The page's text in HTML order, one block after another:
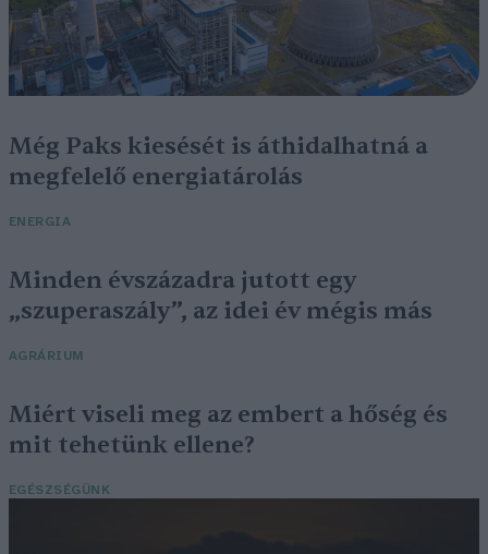
Még Paks kiesését is áthidalhatná a
megfelelő energiatárolás
ENERGIA
Minden évszázadra jutott egy
„szuperaszály”, az idei év mégis más
AGRÁRIUM
Miért viseli meg az embert a hőség és
mit tehetünk ellene?
EGÉSZSÉGÜNK